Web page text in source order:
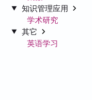
知识管理应用
学术研究
其它
英语学习